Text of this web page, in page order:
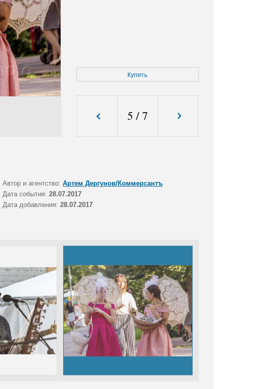
Купить
5 /7
Автор и агентство: Артем Дергунов/Коммерсантъ
Дата события: 28.07.2017
Дата добавления: 28.07.2017